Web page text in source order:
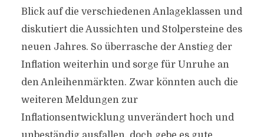
Blick auf die verschiedenen Anlageklassen und
diskutiert die Aussichten und Stolpersteine des
neuen Jahres. So überrasche der Anstieg der
Inflation weiterhin und sorge für Unruhe an
den Anleihenmärkten. Zwar könnten auch die
weiteren Meldungen zur
Inflationsentwicklung unverändert hoch und